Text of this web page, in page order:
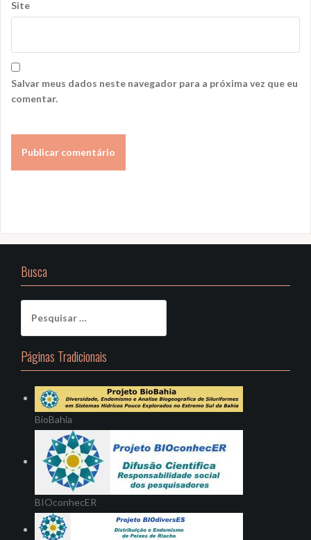
Site
Salvar meus dados neste navegador para a próxima vez que eu
comentar.
Busca
por:
Páginas Tradicionais
BioBahia
BIOconhecER